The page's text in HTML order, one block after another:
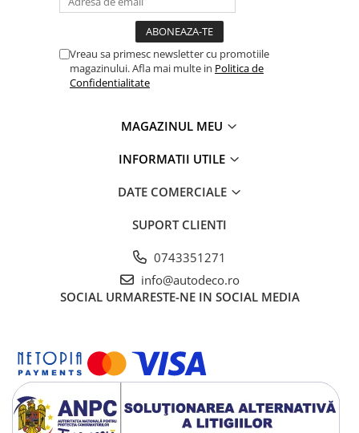
TRICOURI BMW
TRICOURI FORD
TRICOURI HONDA
TRICOURI VOLKSWAGEN
PENTRU PASIONATII AUTO
TRICOURI AMUZANTE
TRICOURI CU PROFESII
TRICOURI CUPLURI/TINERI
CASATORITI
TRICOURI DAMA
Vreau sa primesc newsletter cu promotiile
magazinului. Afla mai multe in Politica de
Confidentialitate
MAGAZINUL MEU
INFORMATII UTILE
DATE COMERCIALE
SUPORT CLIENTI
0743351271
info@autodeco.ro
SOCIAL URMARESTE-NE IN SOCIAL MEDIA